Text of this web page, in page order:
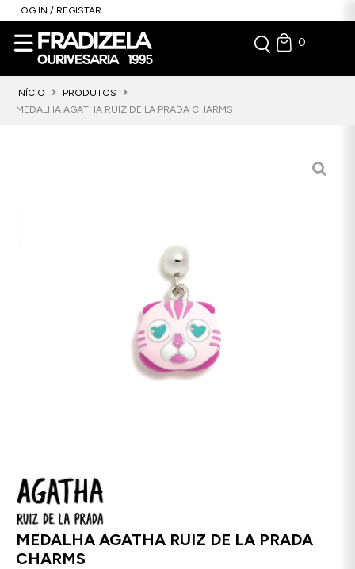
LOG IN / REGISTAR
0
INÍCIO
PRODUTOS
MEDALHA AGATHA RUIZ DE LA PRADA CHARMS
MEDALHA AGATHA RUIZ DE LA PRADA
CHARMS